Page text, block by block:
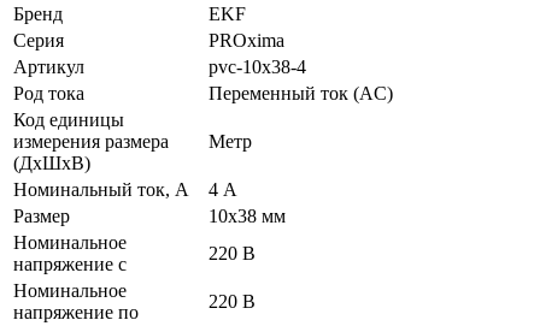
Бренд
EKF
Серия
PROxima
Артикул
pvc-10x38-4
Род тока
Переменный ток (AC)
Код единицы
измерения размера
(ДхШхВ)
Метр
Номинальный ток, А
4 А
Размер
10х38 мм
Номинальное
напряжение с
220 В
Номинальное
напряжение по
220 В